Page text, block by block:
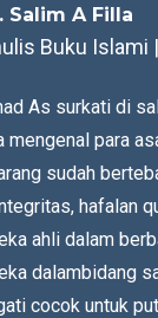
Salim A Filla
Buku Islami
As surkati di
mengenal para
sudah
hafalan
ahli dalam
dalambidang
cocok untuk